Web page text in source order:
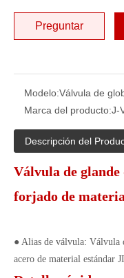
Preguntar
Modelo:Válvula de
Marca del producto:J-
Descripción del
Válvula de glande
forjado de
● Alias ​​de válvula: Válvula
acero de material estándar